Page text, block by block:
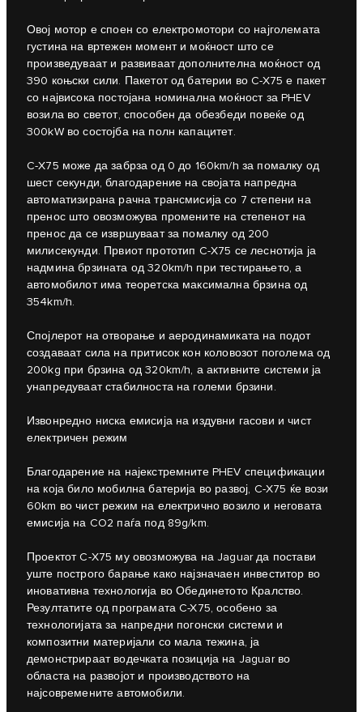
Овој мотор е споен со електромотори со најголемата
густина на вртежен момент и моќност што се
произведуваат и развиваат дополнителна моќност од
390 коњски сили. Пакетот од батерии во C-X75 е пакет
со највисока постојана номинална моќност за PHEV
возила во светот, способен да обезбеди повеќе од
300kW во состојба на полн капацитет.
C‑X75 може да забрза од 0 до 160km/h за помалку од
шест секунди, благодарение на својата напредна
автоматизирана рачна трансмисија со 7 степени на
пренос што овозможува промените на степенот на
пренос да се извршуваат за помалку од 200
милисекунди. Првиот прототип C‑X75 се леснотија ја
надмина брзината од 320km/h при тестирањето, а
автомобилот има теоретска максимална брзина од
354km/h.
Спојлерот на отворање и аеродинамиката на подот
создаваат сила на притисок кон коловозот поголема од
200kg при брзина од 320km/h, а активните системи ја
унапредуваат стабилноста на големи брзини.
Извонредно ниска емисија на издувни гасови и чист
електричен режим
Благодарение на најекстремните PHEV спецификации
на која било мобилна батерија во развој, C‑X75 ќе вози
60km во чист режим на електрично возило и неговата
емисија на CO2 паѓа под 89g/km.
Проектот C‑X75 му овозможува на Jaguar да постави
уште построго барање како најзначаен инвеститор во
иновативна технологија во Обединетото Кралство.
Резултатите од програмата C-X75, особено за
технологијата за напредни погонски системи и
композитни материјали со мала тежина, ја
демонстрираат водечката позиција на Jaguar во
областа на развојот и производството на
најсовремените автомобили.